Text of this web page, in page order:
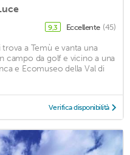
9,3 Eccellente (45)
a Temù e vanta una
campo da golf e vicino a una
e Ecomuseo della Val di
Verifica disponibilità